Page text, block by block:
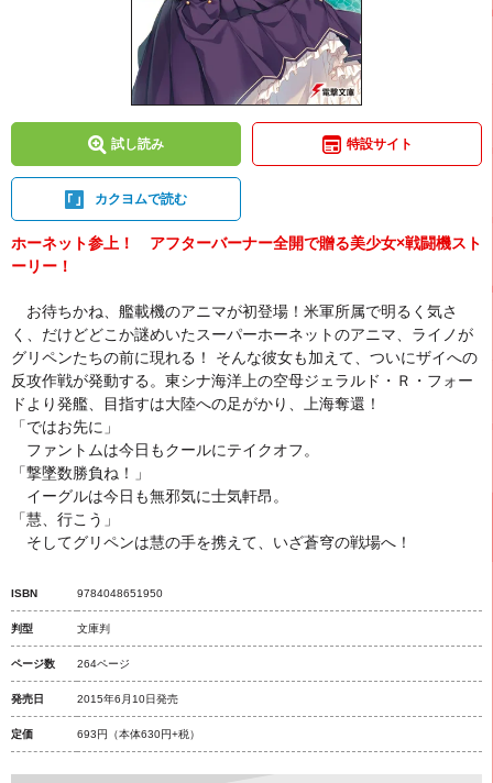
試し読み 特設サイト
カクヨムで読む
ホーネット参上！ アフターバーナー全開で贈る美少女×戦闘機スト
ーリー！
お待ちかね、艦載機のアニマが初登場！米軍所属で明るく気さ
く、だけどどこか謎めいたスーパーホーネットのアニマ、ライノが
グリペンたちの前に現れる！ そんな彼女も加えて、ついにザイへの
反攻作戦が発動する。東シナ海洋上の空母ジェラルド・Ｒ・フォー
ドより発艦、目指すは大陸への足がかり、上海奪還！
「ではお先に」
ファントムは今日もクールにテイクオフ。
「撃墜数勝負ね！」
イーグルは今日も無邪気に士気軒昂。
「慧、行こう」
そしてグリペンは慧の手を携えて、いざ蒼穹の戦場へ！
ISBN 9784048651950
判型 文庫判
ページ数 264ページ
発売日 2015年6月10日発売
定価 693円 （本体630円+税）